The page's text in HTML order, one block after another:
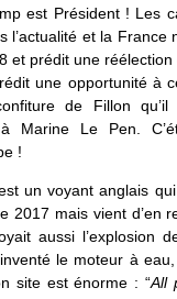
est Président ! Les
l’actualité et la France
et prédit une
une opportunité à
de Fillon qu’il
Marine Le Pen.
!
un voyant anglais
2017 mais vient d’en
aussi l’explosion
inventé le moteur à
site est énorme : “All